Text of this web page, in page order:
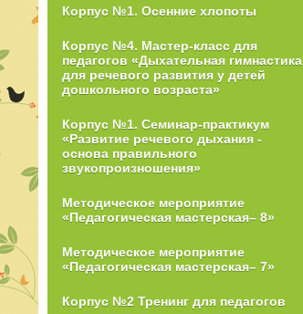
Корпус №1. Осенние хлопоты
Корпус №4. Мастер-класс для
педагогов «Дыхательная гимнастика
для речевого развития у детей
дошкольного возраста»
Корпус №1. Семинар-практикум
«Развитие речевого дыхания -
основа правильного
звукопроизношения»
Методическое мероприятие
«Педагогическая мастерская– 8»
Методическое мероприятие
«Педагогическая мастерская– 7»
Корпус №2 Тренинг для педагогов